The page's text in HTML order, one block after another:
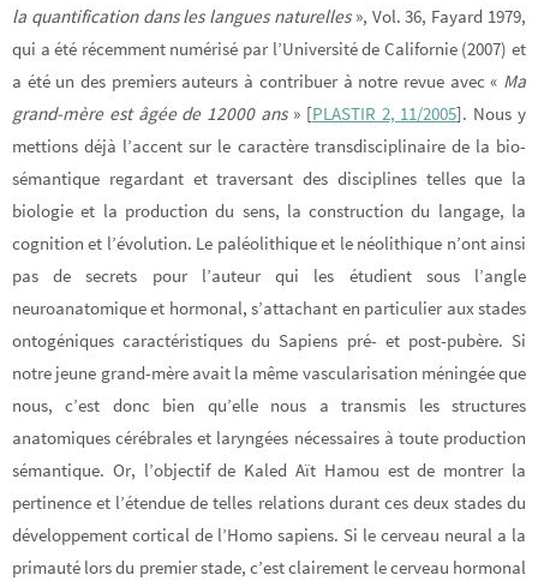
la quantification dans les langues naturelles», Vol. 36, Fayard 1979,
qui a été récemment numérisé par l’Université de Californie (2007) et
a été un des premiers auteurs à contribuer à notre revue avec « Ma
grand-mère est âgée de 12000 ans» [PLASTIR 2, 11/2005]. Nous y
mettions déjà l’accent sur le caractère transdisciplinaire de la bio-
sémantique regardant et traversant des disciplines telles que la
biologie et la production du sens, la construction du langage, la
cognition et l’évolution. Le paléolithique et le néolithique n’ont ainsi
pas de secrets pour l’auteur qui les étudient sous l’angle
neuroanatomique et hormonal, s’attachant en particulier aux stades
ontogéniques caractéristiques du Sapiens pré- et post-pubère. Si
notre jeune grand-mère avait la même vascularisation méningée que
nous, c’est donc bien qu’elle nous a transmis les structures
anatomiques cérébrales et laryngées nécessaires à toute production
sémantique. Or, l’objectif de Kaled Aït Hamou est de montrer la
pertinence et l’étendue de telles relations durant ces deux stades du
développement cortical de l’Homo sapiens. Si le cerveau neural a la
primauté lors du premier stade, c’est clairement le cerveau hormonal